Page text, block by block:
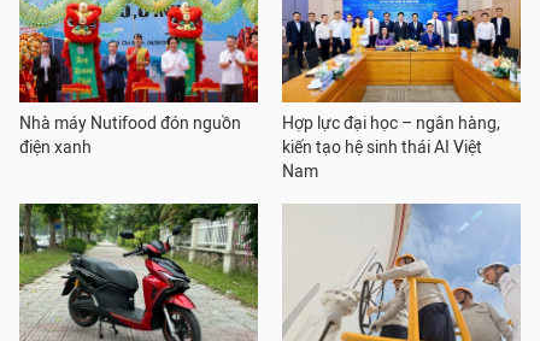
Nhà máy Nutifood đón nguồn
điện xanh
Hợp lực đại học – ngân hàng,
kiến tạo hệ sinh thái AI Việt
Nam